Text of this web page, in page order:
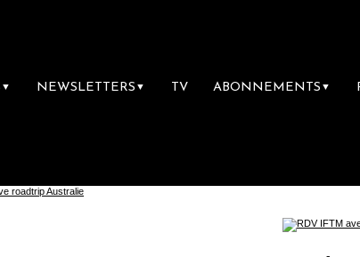
▼ NEWSLETTERS ▼ TV ABONNEMENTS ▼